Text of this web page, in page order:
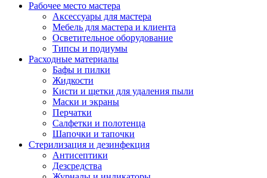
Рабочее место мастера
Аксессуары для мастера
Мебель для мастера и клиента
Осветительное оборудование
Типсы и подиумы
Расходные материалы
Бафы и пилки
Жидкости
Кисти и щетки для удаления пыли
Маски и экраны
Перчатки
Салфетки и полотенца
Шапочки и тапочки
Стерилизация и дезинфекция
Антисептики
Дезсредства